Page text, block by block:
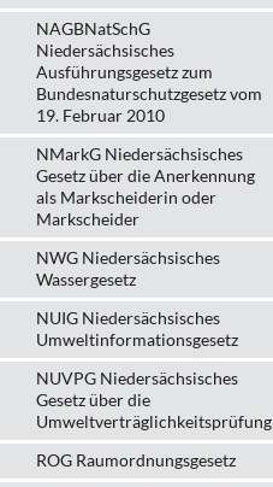
NAGBNatSchG
Niedersächsisches
Ausführungsgesetz zum
Bundesnaturschutzgesetz vom
19. Februar 2010
NMarkG Niedersächsisches
Gesetz über die Anerkennung
als Markscheiderin oder
Markscheider
NWG Niedersächsisches
Wassergesetz
NUIG Niedersächsisches
Umweltinformationsgesetz
NUVPG Niedersächsisches
Gesetz über die
Umweltverträglichkeitsprüfung
ROG Raumordnungsgesetz